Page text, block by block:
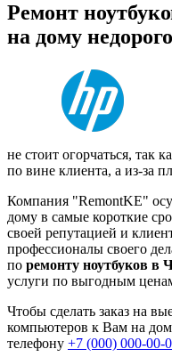
Ремонт
на дому недорого
не стоит огорчаться, так
по вине клиента, а из-за
Компания "RemontKE"
дому в самые короткие
своей репутацией и
профессионалы своего
по ремонту ноутбуков в
услуги по выгодным
Чтобы сделать заказ на
компьютеров к Вам на
телефону +7 (000) 000-00-